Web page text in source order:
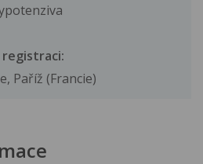
Paříž (Francie)